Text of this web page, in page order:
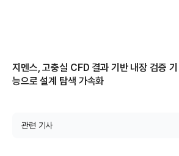
지멘스, 고충실 CFD 결과 기반 내장 검증 기
능으로 설계 탐색 가속화
관련 기사